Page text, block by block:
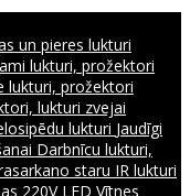
un pieres lukturi
lukturi, prožektori
lukturi, prožektori
lukturi zvejai
lukturi Jaudīgi
Darbnīcu lukturi,
staru IR lukturi
220V LED Vītnes